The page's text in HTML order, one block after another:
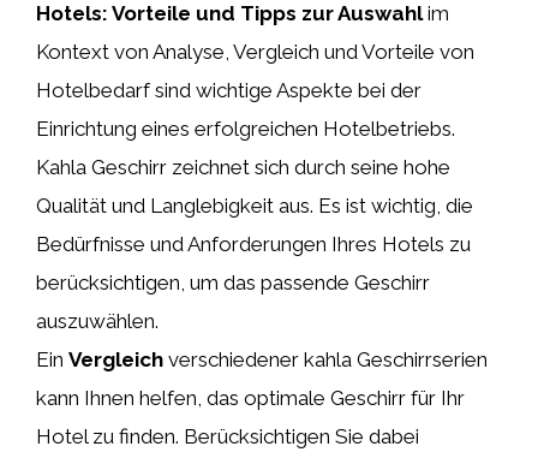
Hotels: Vorteile und Tipps zur Auswahlim
Kontext von Analyse, Vergleich und Vorteile von
Hotelbedarf sind wichtige Aspekte bei der
Einrichtung eines erfolgreichen Hotelbetriebs.
Kahla Geschirr zeichnet sich durch seine hohe
Qualität und Langlebigkeit aus. Es ist wichtig, die
Bedürfnisse und Anforderungen Ihres Hotels zu
berücksichtigen, um das passende Geschirr
auszuwählen.
Ein Vergleich verschiedener kahla Geschirrserien
kann Ihnen helfen, das optimale Geschirr für Ihr
Hotel zu finden. Berücksichtigen Sie dabei